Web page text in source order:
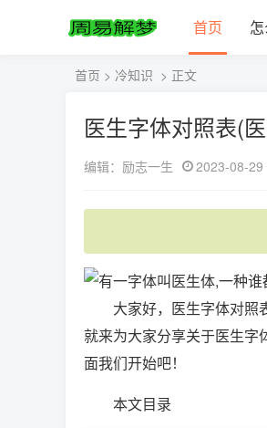
首页
首页 > 冷知识 > 正文
医生字体对照表(
编辑：励志一生 2023-08-29
大家好，医生字体对照
就来为大家分享关于医生字
面我们开始吧！
本文目录